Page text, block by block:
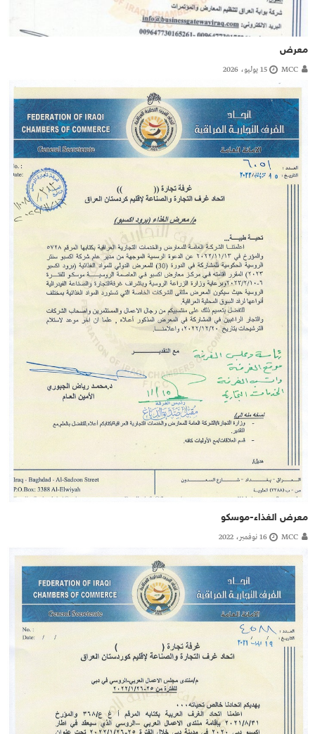
معرض
MCC 15 يوليو، 2026
معرض الغذاء-موسكو
MCC 16 نوفمبر، 2022